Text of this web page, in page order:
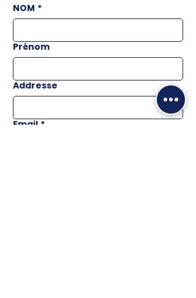
NOM *
Prénom
Addresse
Email *